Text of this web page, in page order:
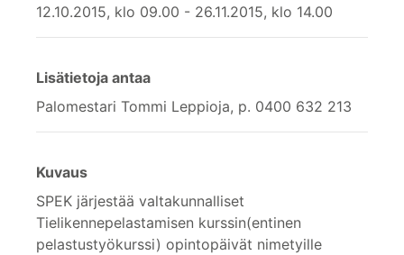
12.10.2015, klo 09.00 - 26.11.2015, klo 14.00
Lisätietoja antaa
Palomestari Tommi Leppioja, p. 0400 632 213
Kuvaus
SPEK järjestää valtakunnalliset
Tielikennepelastamisen kurssin(entinen
pelastustyökurssi) opintopäivät nimetyille